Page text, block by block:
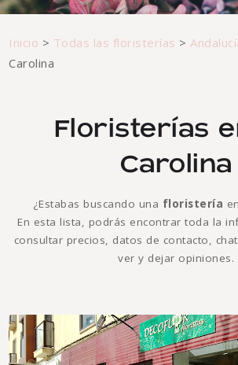
Inicio > Todas las floristerías >
Carolina
Floristerías
Carolina
¿Estabas buscando una floristería en
En esta lista, podrás encontrar toda la
consultar precios, datos de contacto,
ver y dejar opiniones.